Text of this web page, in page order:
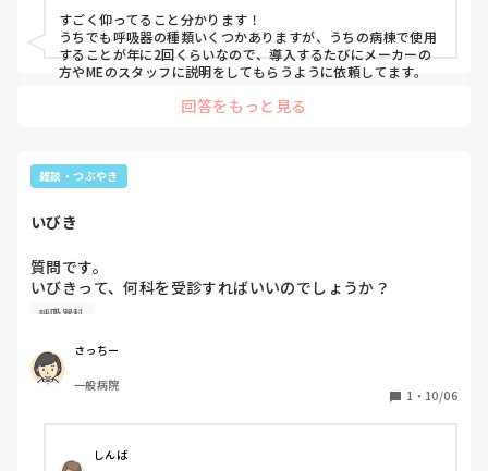
すごく仰ってること分かります！
うちでも呼吸器の種類いくつかありますが、うちの病棟で使用
することが年に2回くらいなので、導入するたびにメーカーの
方やMEのスタッフに説明をしてもらうように依頼してます。
回答をもっと見る
雑談・つぶやき
いびき
質問です。
いびきって、何科を受診すればいいのでしょうか？
耳鼻科？呼吸器科？
詳しい方、よろしくお願いします。
呼吸器科
さっちー
一般病院
1 ・ 10/06
しんば